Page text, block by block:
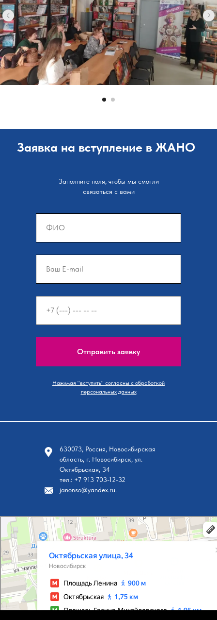
Отправить заявку
Заявка на вступление в ЖАНО
Заполните поля, чтобы мы смогли
связаться с вами
Нажимая "вступить" согласны с обработкой
персональных данных
Новосибирск
Октябрьская улица, 34 на карте Новосибирска, ближайшее метро Площадь Ленина —
janonso@yandex.ru.
630073, Россия, Новосибирская
область, г. Новосибирск, ул.
Октябрьская, 34
тел.: +7 913 703-12-32